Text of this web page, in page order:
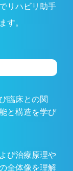
リハビリ助手
す。
臨床との関
と構造を学び
び治療原理や
全体像を理解